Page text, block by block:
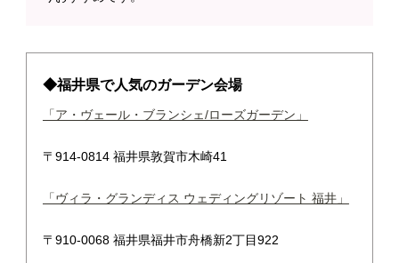
◆福井県で人気のガーデン会場
「ア・ヴェール・ブランシェ/ローズガーデン」
〒914-0814 福井県敦賀市木崎41
「ヴィラ・グランディス ウェディングリゾート 福井」
〒910-0068 福井県福井市舟橋新2丁目922